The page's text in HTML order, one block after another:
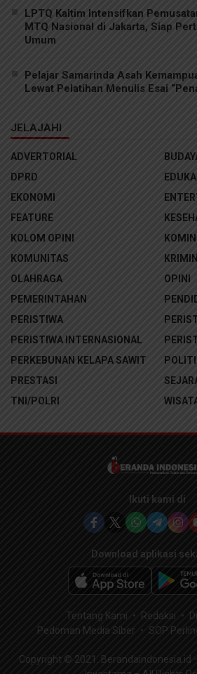
LPTQ Kaltim Intensifkan
MTQ Nasional di Jakarta, Siap
Umum
Pelajar Samarinda Asah
Lewat Pelatihan Menulis Esai
JELAJAHI
ADVERTORIAL
DPRD
EKONOMI
FEATURE
KOLOM OPINI
KOMUNITAS
OLAHRAGA
OPINI
PEMERINTAHAN
PERISTIWA
PERISTIWA INTERNASIONAL
PERKEBUNAN KELAPA SAWIT
PRESTASI
TNI/POLRI
Ikuti kami di
Download aplikasi
Tentang Kami Redaksi
Pedoman Media Siber
SOP
Copyright © 2021. Berandaindonesia.id